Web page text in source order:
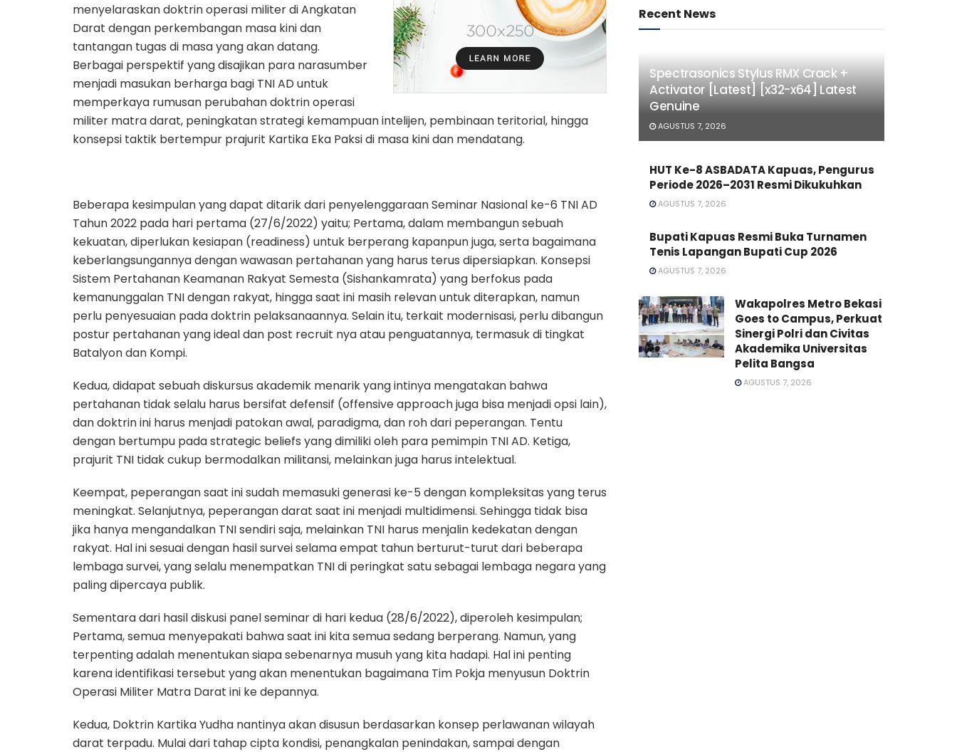
menyelaraskan doktrin operasi militer di Angkatan
Darat dengan perkembangan masa kini dan
tantangan tugas di masa yang akan datang.
Berbagai perspektif yang disajikan para narasumber
menjadi masukan berharga bagi TNI AD untuk
memperkaya rumusan perubahan doktrin operasi
militer matra darat, peningkatan strategi kemampuan intelijen, pembinaan teritorial, hingga
konsepsi taktik bertempur prajurit Kartika Eka Paksi di masa kini dan mendatang.
Beberapa kesimpulan yang dapat ditarik dari penyelenggaraan Seminar Nasional ke-6 TNI AD
Tahun 2022 pada hari pertama (27/6/2022) yaitu; Pertama, dalam membangun sebuah
kekuatan, diperlukan kesiapan (readiness) untuk berperang kapanpun juga, serta bagaimana
keberlangsungannya dengan wawasan pertahanan yang harus terus dipersiapkan. Konsepsi
Sistem Pertahanan Keamanan Rakyat Semesta (Sishankamrata) yang berfokus pada
kemanunggalan TNI dengan rakyat, hingga saat ini masih relevan untuk diterapkan, namun
perlu penyesuaian pada doktrin pelaksanaannya. Selain itu, terkait modernisasi, perlu dibangun
postur pertahanan yang ideal dan post recruit nya atau penguatannya, termasuk di tingkat
Batalyon dan Kompi.
Kedua, didapat sebuah diskursus akademik menarik yang intinya mengatakan bahwa
pertahanan tidak selalu harus bersifat defensif (offensive approach juga bisa menjadi opsi lain),
dan doktrin ini harus menjadi patokan awal, paradigma, dan roh dari peperangan. Tentu
dengan bertumpu pada strategic beliefs yang dimiliki oleh para pemimpin TNI AD. Ketiga,
prajurit TNI tidak cukup bermodalkan militansi, melainkan juga harus intelektual.
Keempat, peperangan saat ini sudah memasuki generasi ke-5 dengan kompleksitas yang terus
meningkat. Selanjutnya, peperangan darat saat ini menjadi multidimensi. Sehingga tidak bisa
jika hanya mengandalkan TNI sendiri saja, melainkan TNI harus menjalin kedekatan dengan
rakyat. Hal ini sesuai dengan hasil survei selama empat tahun berturut-turut dari beberapa
lembaga survei, yang selalu menempatkan TNI di peringkat satu sebagai lembaga negara yang
paling dipercaya publik.
Sementara dari hasil diskusi panel seminar di hari kedua (28/6/2022), diperoleh kesimpulan;
Pertama, semua menyepakati bahwa saat ini kita semua sedang berperang. Namun, yang
terpenting adalah menentukan siapa sebenarnya musuh yang kita hadapi. Hal ini penting
karena identifikasi tersebut yang akan menentukan bagaimana Tim Pokja menyusun Doktrin
Operasi Militer Matra Darat ini ke depannya.
Kedua, Doktrin Kartika Yudha nantinya akan disusun berdasarkan konsep perlawanan wilayah
darat terpadu. Mulai dari tahap cipta kondisi, penangkalan penindakan, sampai dengan
Recent News
Spectrasonics Stylus RMX Crack +
Activator [Latest] [x32-x64] Latest
Genuine
AGUSTUS 7, 2026
HUT Ke-8 ASBADATA Kapuas, Pengurus
Periode 2026–2031 Resmi Dikukuhkan
AGUSTUS 7, 2026
Bupati Kapuas Resmi Buka Turnamen
Tenis Lapangan Bupati Cup 2026
AGUSTUS 7, 2026
Wakapolres Metro Bekasi
Goes to Campus, Perkuat
Sinergi Polri dan Civitas
Akademika Universitas
Pelita Bangsa
AGUSTUS 7, 2026